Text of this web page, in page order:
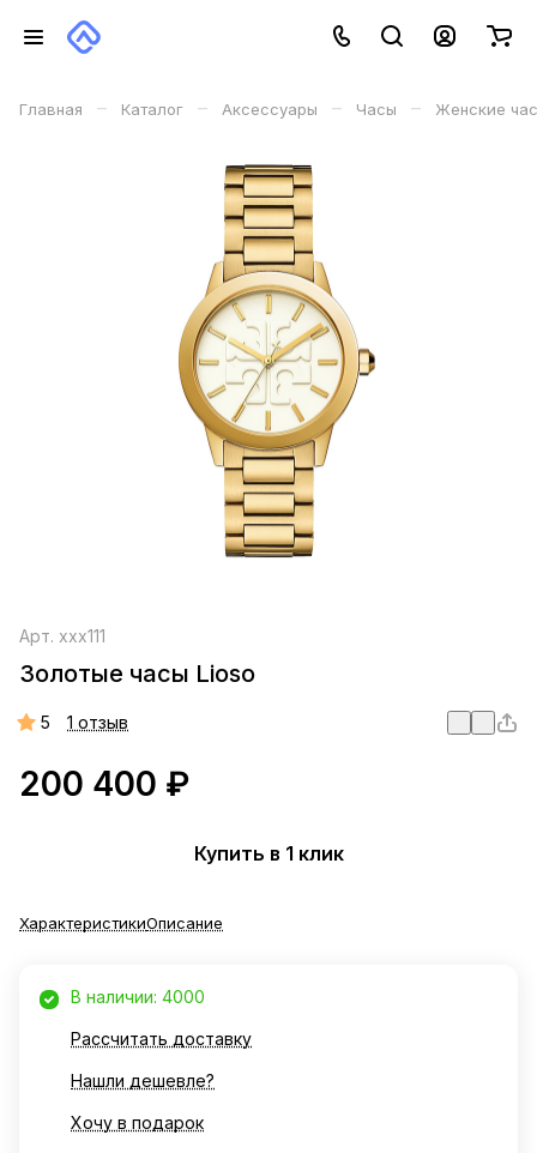
Главная – Каталог – Аксессуары – Часы – Женские
Арт. xxx111
Золотые часы Lioso
5 1 отзыв
200 400 ₽
Купить в 1 клик
ХарактеристикиОписание
В наличии: 4000
Рассчитать доставку
Нашли дешевле?
Хочу в подарок